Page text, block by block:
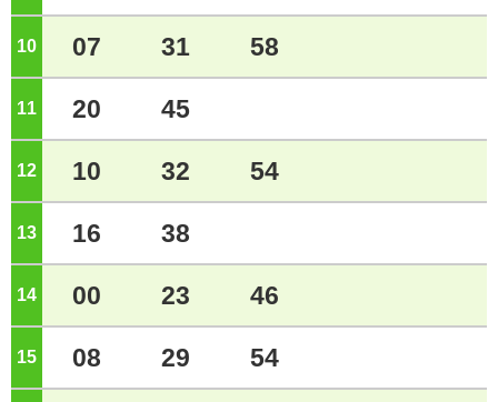
10 07 31 58
11 20 45
12 10 32 54
13 16 38
14 00 23 46
15 08 29 54